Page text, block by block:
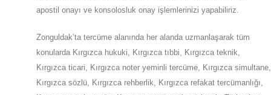
apostil onayı ve konsolosluk onay işlemlerinizi yapabiliriz.
Zonguldak’ta tercüme alanında her alanda uzmanlaşarak tüm
konularda Kırgızca hukuki, Kırgızca tıbbi, Kırgızca teknik,
Kırgızca ticari, Kırgızca noter yeminli tercüme, Kırgızca simultane,
Kırgızca sözlü, Kırgızca rehberlik, Kırgızca refakat tercümanlığı,